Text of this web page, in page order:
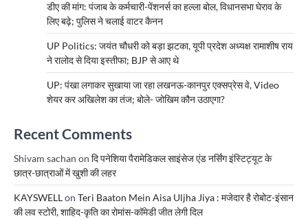
डीए की मांग: पंजाब के कर्मचारी-पेंशनर्स का हल्ला बोल, विधानसभा घेराव के
लिए बढ़े; पुलिस ने चलाई वाटर कैनन
UP Politics: जयंत चौधरी को बड़ा झटका, यूपी प्रदेश अध्यक्ष रामाशीष राय
ने रालोद से दिया इस्तीफा; BJP से आए थे
UP: पंखा लगाकर सुखाया जा रहा लखनऊ-कानपुर एक्सप्रेस वे, Video
शेयर कर अखिलेश का तंज; बोले- जोखिम कौन उठाएगा?
Recent Comments
Shivam sachan on दि पनेशिया पैरामेडिकल साइंसेज एंड नर्सिंग इंस्टिट्यूट के
छात्र-छात्राओं में खुशी की लहर
KAYSWELLon Teri Baaton Mein Aisa Uljha Jiya : मजेदार है रोबोट-इंसान
की लव स्टोरी, शाहिद-कृति का रोमांस-कॉमेडी जीत लेगी दिल